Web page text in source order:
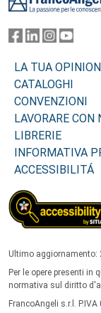
LA TUA
CATALOGHI
CONVENZIONI
LAVORARE CON
LIBRERIE
INFORMATIVA
ACCESSIBILITÁ
Ultimo
Per le opere presenti
normativa sul diritto
FrancoAngeli s.r.l.